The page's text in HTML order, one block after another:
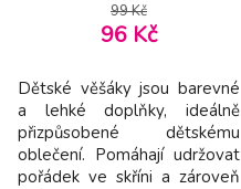
99 Kč
96 Kč
Dětské věšáky jsou barevné
a lehké doplňky, ideálně
přizpůsobené dětskému
oblečení. Pomáhají udržovat
pořádek ve skříni a zároveň